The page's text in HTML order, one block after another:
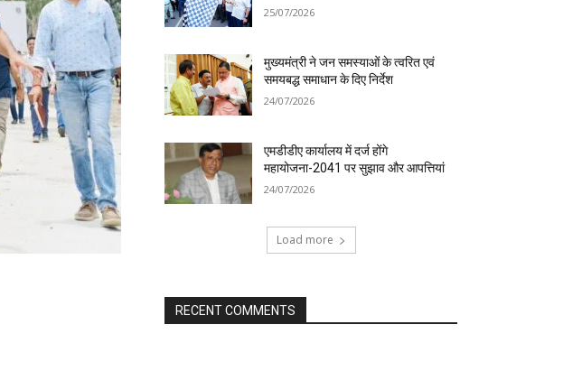
25/07/2026
मुख्यमंत्री ने जन समस्याओं के त्वरित एवं
समयबद्ध समाधान के दिए निर्देश
24/07/2026
एमडीडीए कार्यालय में दर्ज होंगे
महायोजना-2041 पर सुझाव और आपत्तियां
24/07/2026
Load more
RECENT COMMENTS